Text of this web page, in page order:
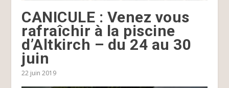
CANICULE : Venez vous
rafraîchir à la piscine
d’Altkirch – du 24 au 30
juin
22 juin 2019